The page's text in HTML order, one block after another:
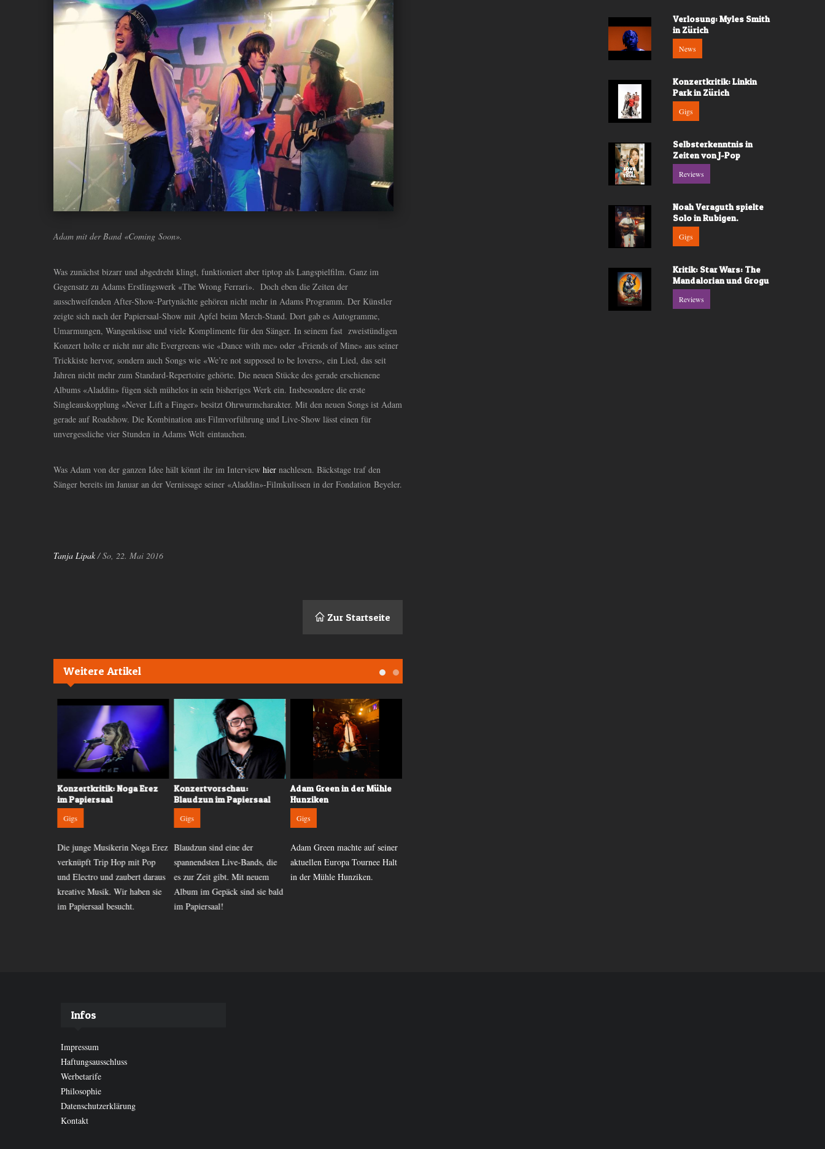
Adam mit der Band «Coming Soon».
Was zunächst bizarr und abgedreht klingt, funktioniert aber tiptop als Langspielfilm. Ganz im
Gegensatz zu Adams Erstlingswerk «The Wrong Ferrari». Doch eben die Zeiten der
ausschweifenden After-Show-Partynächte gehören nicht mehr in Adams Programm. Der Künstler
zeigte sich nach der Papiersaal-Show mit Apfel beim Merch-Stand. Dort gab es Autogramme,
Umarmungen, Wangenküsse und viele Komplimente für den Sänger. In seinem fast zweistündigen
Konzert holte er nicht nur alte Evergreens wie «Dance with me» oder «Friends of Mine» aus seiner
Trickkiste hervor, sondern auch Songs wie «We’re not supposed to be lovers», ein Lied, das seit
Jahren nicht mehr zum Standard-Repertoire gehörte. Die neuen Stücke des gerade erschienene
Albums «Aladdin» fügen sich mühelos in sein bisheriges Werk ein. Insbesondere die erste
Singleauskopplung «Never Lift a Finger» besitzt Ohrwurmcharakter. Mit den neuen Songs ist Adam
gerade auf Roadshow. Die Kombination aus Filmvorführung und Live-Show lässt einen für
unvergessliche vier Stunden in Adams Welt eintauchen.
Was Adam von der ganzen Idee hält könnt ihr im Interview hier nachlesen. Bäckstage traf den
Sänger bereits im Januar an der Vernissage seiner «Aladdin»-Filmkulissen in der Fondation Beyeler.
Tanja Lipak/ So, 22. Mai 2016
Zur Startseite
Weitere Artikel
Konzertkritik: Noga Erez
im Papiersaal
Gigs
Die junge Musikerin Noga Erez
verknüpft Trip Hop mit Pop
und Electro und zaubert daraus
kreative Musik. Wir haben sie
im Papiersaal besucht.
Konzertvorschau:
Blaudzun im Papiersaal
Gigs
Blaudzun sind eine der
spannendsten Live-Bands, die
es zur Zeit gibt. Mit neuem
Album im Gepäck sind sie bald
im Papiersaal!
Adam Green in der Mühle
Hunziken
Gigs
Adam Green machte auf seiner
aktuellen Europa Tournee Halt
in der Mühle Hunziken.
Verlosung: Myles Smith
in Zürich
News
Konzertkritik: Linkin
Park in Zürich
Gigs
Selbsterkenntnis in
Zeiten von J-Pop
Reviews
Noah Veraguth spielte
Solo in Rubigen.
Gigs
Kritik: Star Wars: The
Mandalorian und Grogu
Reviews
Infos
Impressum
Haftungsausschluss
Werbetarife
Philosophie
Datenschutzerklärung
Kontakt